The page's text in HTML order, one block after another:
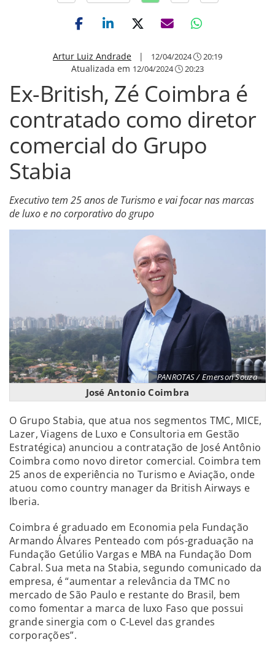
Artur Luiz Andrade | 12/04/2024 20:19
Atualizada em 12/04/2024 20:23
Ex-British, Zé Coimbra é
contratado como diretor
comercial do Grupo
Stabia
Executivo tem 25 anos de Turismo e vai focar nas marcas
de luxo e no corporativo do grupo
PANROTAS / Emerson Souza
José Antonio Coimbra
O Grupo Stabia, que atua nos segmentos TMC, MICE,
Lazer, Viagens de Luxo e Consultoria em Gestão
Estratégica) anunciou a contratação de José Antônio
Coimbra como novo diretor comercial. Coimbra tem
25 anos de experiência no Turismo e Aviação, onde
atuou como country manager da British Airways e
Iberia.
Coimbra é graduado em Economia pela Fundação
Armando Álvares Penteado com pós-graduação na
Fundação Getúlio Vargas e MBA na Fundação Dom
Cabral. Sua meta na Stabia, segundo comunicado da
empresa, é “aumentar a relevância da TMC no
mercado de São Paulo e restante do Brasil, bem
como fomentar a marca de luxo Faso que possui
grande sinergia com o C-Level das grandes
corporações”.